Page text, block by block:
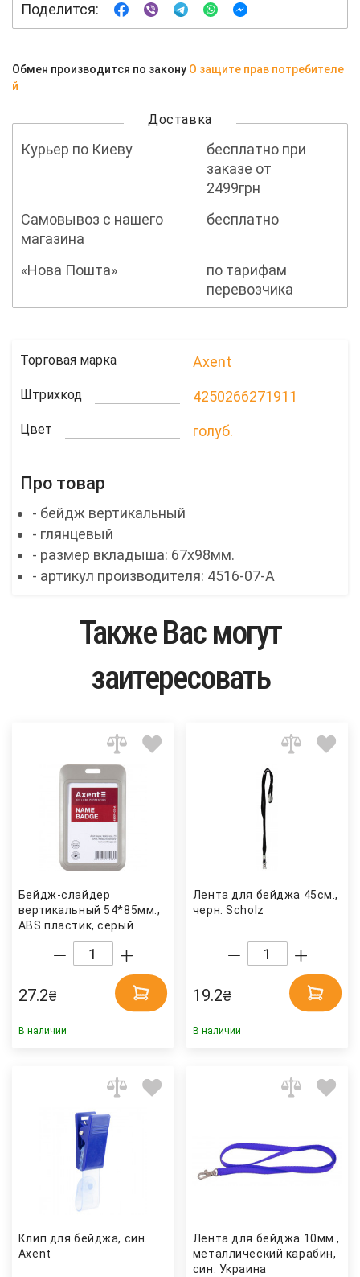
Поделится:
Обмен производится по закону О защите прав потребителе
й
Доставка
Курьер по Киеву
бесплатно при
заказе от
2499грн
Самовывоз с нашего
магазина
бесплатно
«Нова Пошта»
по тарифам
перевозчика
Торговая марка Axent
Штрихкод 4250266271911
Цвет голуб.
Про товар
- бейдж вертикальный
- глянцевый
- размер вкладыша: 67х98мм.
- артикул производителя: 4516-07-A
Также Вас могут
заитересовать
Бейдж-слайдер
вертикальный 54*85мм.,
ABS пластик, серый
27.2₴
В наличии
Лента для бейджа 45см.,
черн. Scholz
19.2₴
В наличии
Клип для бейджа, син.
Axent
Лента для бейджа 10мм.,
металлический карабин,
син. Украина